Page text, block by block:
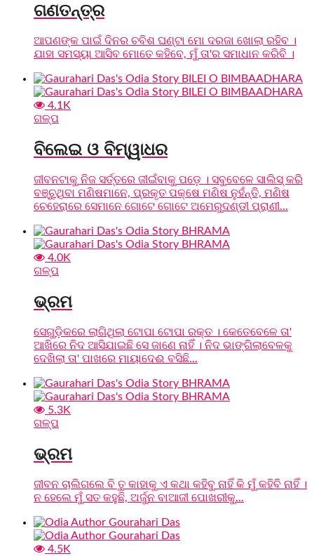
ଗଣତନ୍ତ୍ର
ଆପଣଙ୍କ ପାଇଁ ଦିନର ଚବିଶ ଘଣ୍ଟା ମୋ ଦରଜା ଖୋଲା ରହିବ ।
ଯାହା ସମସ୍ୟା ଆସିବ ମୋତେ କହିବେ, ମୁଁ ତା'ର ସମାଧାନ କରିବି ।
4.1K
ଗଳ୍ପ
ବିଲେଇ ଓ ବିମ୍ୱାଧର
ଜୀବନଟାକୁ ନିଜ ସର୍ତ୍ତରେ ଜୀଇଁବାକୁ ପଡ଼େ । ସବୁବେଳେ ସାଲିସ୍ କରି
ବଞ୍ଚୁଥିବା ମଣିଷମାନେ, ପ୍ରକୃତ ପକ୍ଷେ ମଣିଷ ନୁହଁନ୍ତି, ମଣିଷ
ଚେହେରାରେ ସେମାନେ ଗୋଟେ ଗୋଟେ ଅମେରୁଦଣ୍ଡୀ ପ୍ରାଣୀ...
4.0K
ଗଳ୍ପ
ଭ୍ରମ
ସେଗୁଡ଼ିକରେ ଲାଗିଥିଲା ଟୋପା ଟୋପା ରକ୍ତ । କେତେବେଳେ ତା'
ଆଖିରେ ନିଦ ଆସିଯାଇଛି ସେ ଜାଣେ ନାହିଁ । ନିଦ ଭାଙ୍ଗିଲାବେଳକୁ
ଦେଖିଲା ତା' ପାଖରେ ମାୟାଦେଈ ବସିଛି...
5.3K
ଗଳ୍ପ
ଭ୍ରମ
ଜୀବନ ଚାଲିଗଲେ ବି ତୁ କାହାକୁ ଏ କଥା କହିବୁ ନାହିଁ କି ମୁଁ କହିବି ନାହିଁ ।
ନ ହେଲେ ମୁଁ ସତ କହୁଛି, ଅର୍ଜୁନ ବାଆଜୀ ପୋଖରୀକୁ...
4.5K